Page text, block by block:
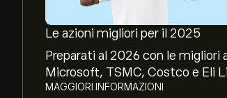
Le azioni migliori per il 2025
Preparati al 2026 con le
Microsoft, TSMC, Costco e Eli
MAGGIORI INFORMAZIONI